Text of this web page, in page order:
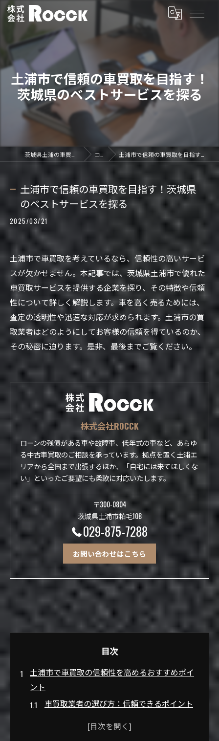
土浦市で信頼の車買取を目指す！
茨城県のベストサービスを探る
コラム 土浦市で信頼の車買取を目指す！茨城県のベストサービスを探る
土浦市で信頼の車買取を目指す！茨城県
のベストサービスを探る
2025/03/21
土浦市で車買取を考えているなら、信頼性の高いサービ
スが欠かせません。本記事では、茨城県土浦市で優れた
車買取サービスを提供する企業を探り、その特徴や信頼
性について詳しく解説します。車を高く売るためには、
査定の透明性や迅速な対応が求められます。土浦市の買
取業者はどのようにしてお客様の信頼を得ているのか、
その秘密に迫ります。是非、最後までご覧ください。
株式会社ROCCK
ローンの残債がある車や故障車、低年式の車など、あらゆ
る中古車買取のご相談を承っています。拠点を置く土浦エ
リアから全国まで出張するほか、「自宅には来てほしくな
い」といったご要望にも柔軟に対応いたします。
〒300-0804
茨城県土浦市粕毛108
029-875-7288
お問い合わせはこちら
目次
土浦市で車買取の信頼性を高めるおすすめポイ
ント
車買取業者の選び方：信頼できるポイント
査定の透明性が重要な理由